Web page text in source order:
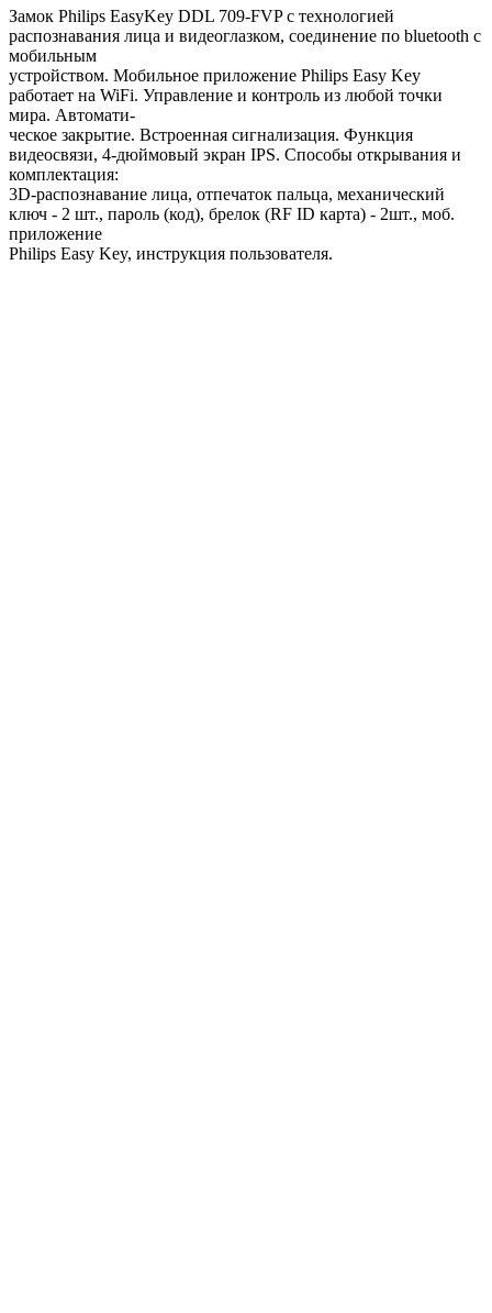
Замок Philips EasyKey DDL 709-FVP с технологией
распознавания лица и видеоглазком, соединение по bluetooth с
мобильным
устройством. Мобильное приложение Philips Easy Key
работает на WiFi. Управление и контроль из любой точки
мира. Автомати-
ческое закрытие. Встроенная сигнализация. Функция
видеосвязи, 4-дюймовый экран IPS. Способы открывания и
комплектация:
3D-распознавание лица, отпечаток пальца, механический
ключ - 2 шт., пароль (код), брелок (RF ID карта) - 2шт., моб.
приложение
Philips Easy Key, инструкция пользователя.